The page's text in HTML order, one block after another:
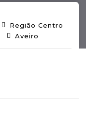
Região Centro
Aveiro